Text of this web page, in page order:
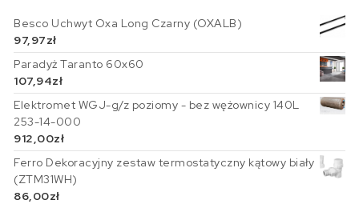
Besco Uchwyt Oxa Long Czarny (OXALB)
97,97zł
Paradyż Taranto 60x60
107,94zł
Elektromet WGJ-g/z poziomy - bez wężownicy 140L
253-14-000
912,00zł
Ferro Dekoracyjny zestaw termostatyczny kątowy biały
(ZTM31WH)
86,00zł